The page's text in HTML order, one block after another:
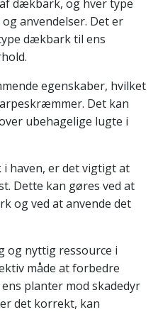
dækbark, og hver type
anvendelser. Det er
dækbark til ens
egenskaber, hvilket
Det kan
ubehagelige lugte i
haven, er det vigtigt at
Dette kan gøres ved at
og ved at anvende det
og nyttig ressource i
måde at forbedre
planter mod skadedyr
det korrekt, kan